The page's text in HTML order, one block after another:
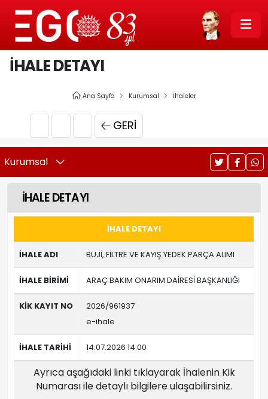
İHALE DETAYI
Ana Sayfa Kurumsal İhaleler
GERI
Kurumsal
İHALE DETAYI
İHALE DETAYI
İHALE ADI BUJİ, FİLTRE VE KAYIŞ YEDEK PARÇA ALIMI
İHALE BİRİMİ ARAÇ BAKIM ONARIM DAİRESİ BAŞKANLIĞI
KİK KAYIT NO
2026/961937
e-ihale
İHALE TARİHİ 14.07.2026 14:00
Ayrıca aşağıdaki linki tıklayarak İhalenin Kik
Numarası ile detaylı bilgilere ulaşabilirsiniz.